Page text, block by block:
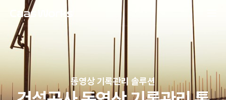
동영상 기록관리 솔루션